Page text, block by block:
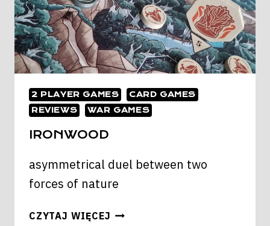
2 PLAYER GAMES
CARD GAMES
REVIEWS
WAR GAMES
IRONWOOD
asymmetrical duel between two
forces of nature
CZYTAJ WIĘCEJ IRONWOOD